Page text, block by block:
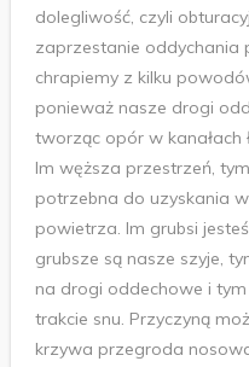
dolegliwość, czyli
zaprzestanie oddychania
chrapiemy z kilku
ponieważ nasze drogi
tworząc opór w kanałach
Im węższa przestrzeń,
potrzebna do uzyskania
powietrza. Im grubsi
grubsze są nasze szyje,
na drogi oddechowe i
trakcie snu. Przyczyną
krzywa przegroda